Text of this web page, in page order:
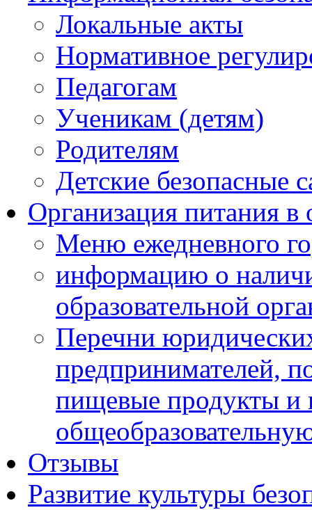
Локальные акты
Нормативное
Педагогам
Ученикам (детям)
Родителям
Детские безопасные
Организация питания в
Меню ежедневного
информацию о
образовательной
Перечни
предпринимателей,
пищевые продукты и
Отзывы
Развитие культуры